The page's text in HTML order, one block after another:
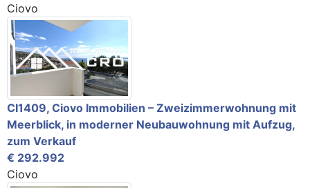
Ciovo
CI1409, Ciovo Immobilien – Zweizimmerwohnung mit
Meerblick, in moderner Neubauwohnung mit Aufzug,
zum Verkauf
€ 292.992
Ciovo